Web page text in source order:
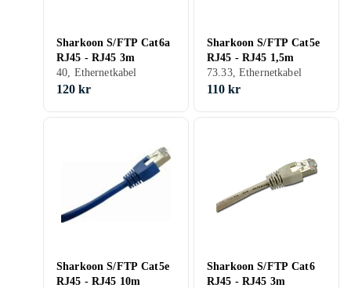
Sharkoon S/FTP Cat6a
RJ45 - RJ45 3m
40, Ethernetkabel
120 kr
Sharkoon S/FTP Cat5e
RJ45 - RJ45 1,5m
73.33, Ethernetkabel
110 kr
Sharkoon S/FTP Cat5e
RJ45 - RJ45 10m
Sharkoon S/FTP Cat6
RJ45 - RJ45 3m